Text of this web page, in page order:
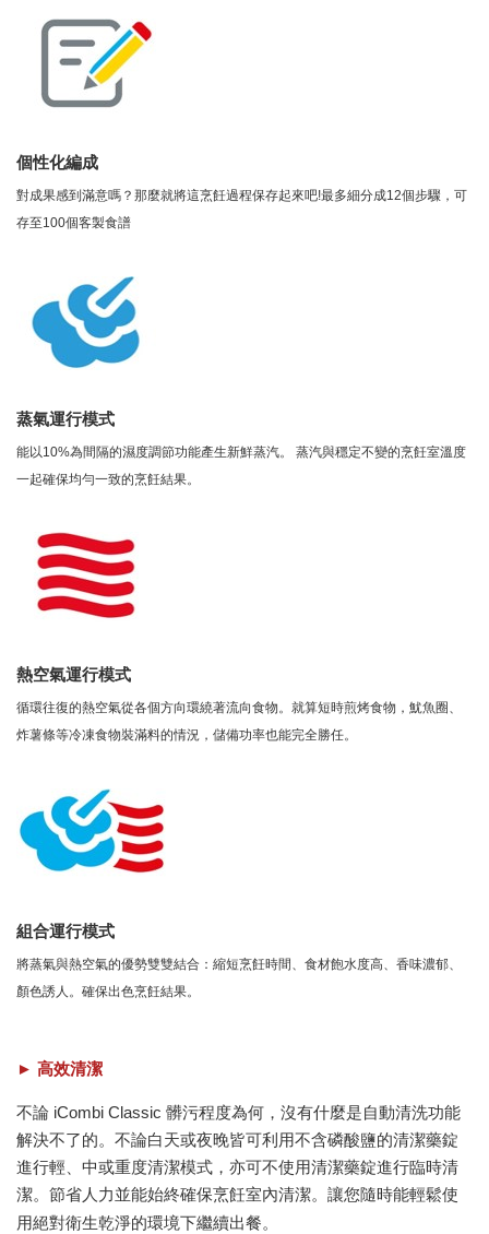
個性化編成
對成果感到滿意嗎？那麼就將這烹飪過程保存起來吧!最多細分成12個步驟，可
存至100個客製食譜
蒸氣運行模式
能以10%為間隔的濕度調節功能產生新鮮蒸汽。 蒸汽與穩定不變的烹飪室溫度
一起確保均勻一致的烹飪結果。
熱空氣運行模式
循環往復的熱空氣從各個方向環繞著流向食物。就算短時煎烤食物，魷魚圈、
炸薯條等冷凍食物裝滿料的情況，儲備功率也能完全勝任。
組合運行模式
將蒸氣與熱空氣的優勢雙雙結合：縮短烹飪時間、食材飽水度高、香味濃郁、
顏色誘人。確保出色烹飪結果。
► 高效清潔
不論 iCombi Classic 髒污程度為何，沒有什麼是自動清洗功能
解決不了的。不論白天或夜晚皆可利用不含磷酸鹽的清潔藥錠
進行輕、中或重度清潔模式，亦可不使用清潔藥錠進行臨時清
潔。節省人力並能始終確保烹飪室內清潔。讓您隨時能輕鬆使
用絕對衛生乾淨的環境下繼續出餐。